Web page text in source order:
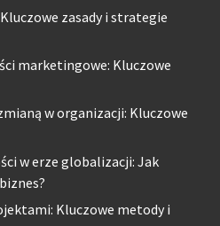
zasady i strategie
marketingowe: Kluczowe
w organizacji: Kluczowe
w erze globalizacji: Jak
Kluczowe metody i